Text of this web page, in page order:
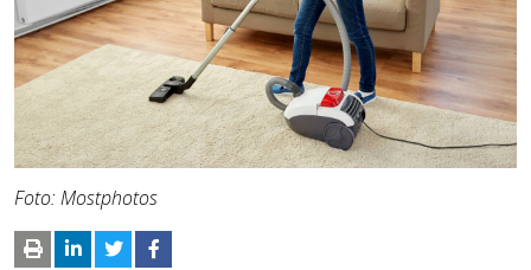
Foto: Mostphotos